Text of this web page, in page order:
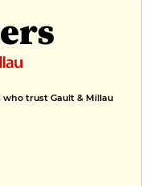
trust Gault & Millau